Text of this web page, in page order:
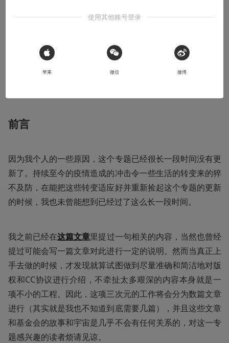
Holy_Darklight 2020-05-21
本文系用户投稿，不代表机核网观点
收听本文
前言
因为我个人的一些原因，这个专题已经很长一段时间没有更
新了。持续至今的疫情造成的冲击令一些生活的转变来的猝
不及防，在能把这些转变适应好并重新捡起这个专题的更新
的时候，我也未曾能想到已经过了这么长一段时间。
我之前已经在这篇文章里提过一句相关的内容，当然也曾经
提过可能会写一篇文章对此进行一定的说明。然而当真正上
手去做的时候，才发现就算试图做到尽量准确和简洁地对版
权和CC协议进行介绍，不牵扯太多艰深的内容本身就是一
项不小的工程。因此，这项三次元的工作将会分为数篇文章
进行（其实就是我也不知道到底需要几篇），并且这些文章
和基金会的故事和宇宙是几乎不会有任何关系的，对这一专
题感兴趣的读者烦请见谅。
使用其他账号登录
 Sign in with Apple
苹果 微信 微博